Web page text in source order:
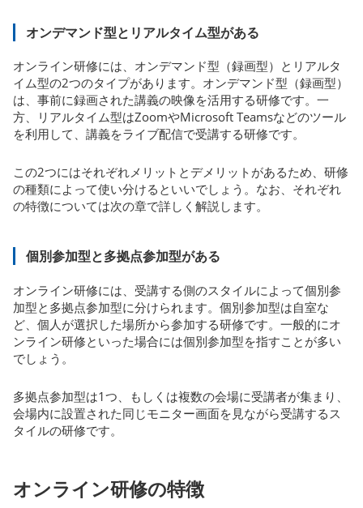
オンデマンド型とリアルタイム型がある
オンライン研修には、オンデマンド型（録画型）とリアルタ
イム型の2つのタイプがあります。オンデマンド型（録画型）
は、事前に録画された講義の映像を活用する研修です。一
方、リアルタイム型はZoomやMicrosoft Teamsなどのツール
を利用して、講義をライブ配信で受講する研修です。
この2つにはそれぞれメリットとデメリットがあるため、研修
の種類によって使い分けるといいでしょう。なお、それぞれ
の特徴については次の章で詳しく解説します。
個別参加型と多拠点参加型がある
オンライン研修には、受講する側のスタイルによって個別参
加型と多拠点参加型に分けられます。個別参加型は自室な
ど、個人が選択した場所から参加する研修です。一般的にオ
ンライン研修といった場合には個別参加型を指すことが多い
でしょう。
多拠点参加型は1つ、もしくは複数の会場に受講者が集まり、
会場内に設置された同じモニター画面を見ながら受講するス
タイルの研修です。
オンライン研修の特徴